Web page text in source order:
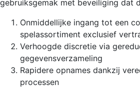
gebruiksgemak met beveiliging dat
Onmiddellijke ingang tot een
spelassortiment exclusief
Verhoogde discretie via
gegevensverzameling
Rapidere opnames dankzij
processen